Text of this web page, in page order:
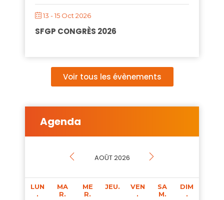
13 - 15 Oct 2026
SFGP CONGRÈS 2026
Voir tous les évènements
Agenda
AOÛT 2026
LUN
.
MA
R.
ME
R.
JEU.
VEN
.
SA
M.
DIM
.